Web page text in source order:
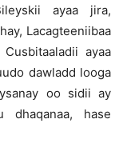
ayaa jira,
Lacagteeniibaa
ayaa
dawladd looga
oo sidii ay
dhaqanaa, hase